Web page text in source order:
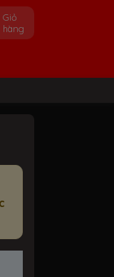
Giỏ
hàng